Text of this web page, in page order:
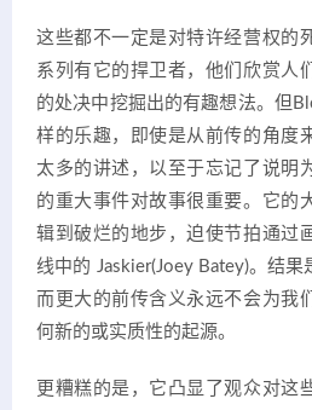
这些都不一定是对特许经营权的
系列有它的捍卫者，他们欣赏人
的处决中挖掘出的有趣想法。但
样的乐趣，即使是从前传的角度
太多的讲述，以至于忘记了说明
的重大事件对故事很重要。它的
辑到破烂的地步，迫使节拍通过
线中的 Jaskier(Joey Batey)。结果
而更大的前传含义永远不会为我
何新的或实质性的起源。
更糟糕的是，它凸显了观众对这